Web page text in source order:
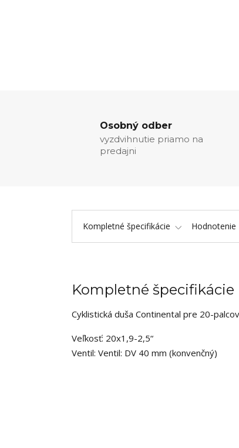
Osobný odber
vyzdvihnutie priamo na
predajni
Kompletné špecifikácie Hodnotenie
Kompletné špecifikácie
Cyklistická duša Continental pre 20-
Veľkosť: 20x1,9-2,5“
Ventil: Ventil: DV 40 mm (konvenčný)